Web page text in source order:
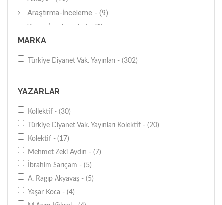
Araştırma-İnceleme - (9)
Kuran İncelemeleri - (8)
Tarih - (7)
Boyama Kitabı - (5)
Roman (Yerli) - (4)
Siyasal Hayat (Türkiye) - (3)
Roman-Çizgi Roman - (3)
Tasavvuf - (3)
Antoloji - (3)
Hukuk - (3)
MARKA
Türkiye Diyanet Vak. Yayınları - (302)
YAZARLAR
Kollektif - (30)
Türkiye Diyanet Vak. Yayınları Kolektif - (20)
Kolektif - (17)
Mehmet Zeki Aydın - (7)
İbrahim Sarıçam - (5)
A. Ragıp Akyavaş - (5)
Yaşar Koca - (4)